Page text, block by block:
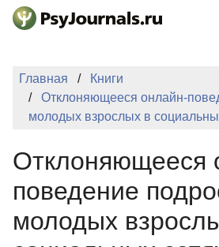
Перейти к основному содержанию
ИЗДАНИЯ
ПОДАТЬ
КЛЮЧЕВЫЕ
Главная
Книги
Отклоняющееся онлайн-
молодых взрослых в
Отклоняющееся
поведение
молодых